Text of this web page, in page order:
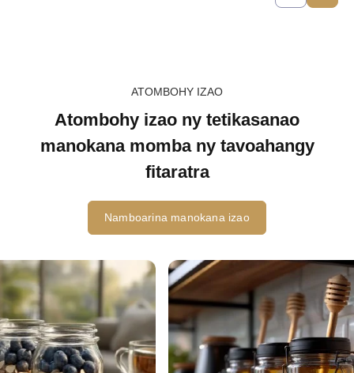
ATOMBOHY IZAO
Atombohy izao ny tetikasanao
manokana momba ny tavoahangy
fitaratra
Namboarina manokana izao